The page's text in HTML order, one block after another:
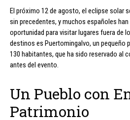
El próximo 12 de agosto, el eclipse solar
sin precedentes, y muchos españoles
oportunidad para visitar lugares fuera de
destinos es Puertomingalvo, un pequeño
130 habitantes, que ha sido reservado al
antes del evento.
Un Pueblo con
Patrimonio